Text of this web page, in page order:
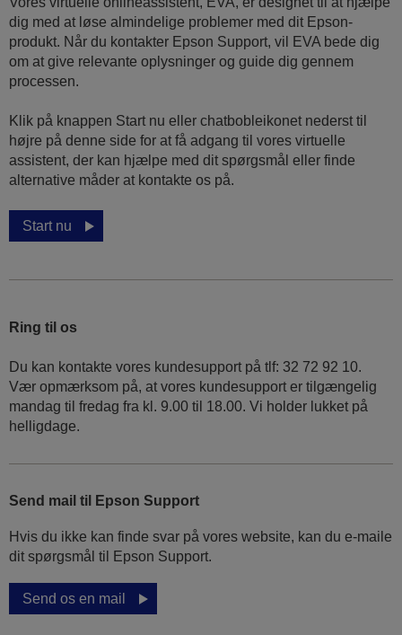
dig med at løse almindelige problemer med dit Epson-
produkt. Når du kontakter Epson Support, vil EVA bede dig
om at give relevante oplysninger og guide dig gennem
processen.
Klik på knappen Start nu eller chatbobleikonet nederst til
højre på denne side for at få adgang til vores virtuelle
assistent, der kan hjælpe med dit spørgsmål eller finde
alternative måder at kontakte os på.
Start nu
Ring til os
Du kan kontakte vores kundesupport på tlf: 32 72 92 10.
Vær opmærksom på, at vores kundesupport er tilgængelig
mandag til fredag ​​fra kl. 9.00 til 18.00. Vi holder lukket på
helligdage.
Send mail til Epson Support
Hvis du ikke kan finde svar på vores website, kan du e-maile
dit spørgsmål til Epson Support.
Send os en mail